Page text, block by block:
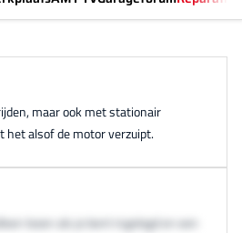
maar ook met stationair
het alsof de motor verzuipt.
lezen als je bent ingelogd en een